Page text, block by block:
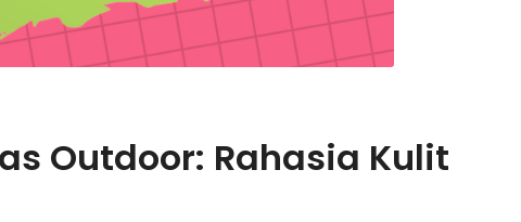
Outdoor: Rahasia Kulit